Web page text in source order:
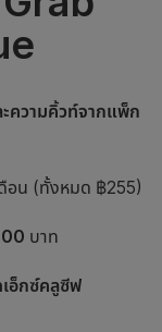
ความคิ้วท์จากแพ็ก
อน (ทั้งหมด ฿255)
บาท
อ็กซ์คลูซีฟ